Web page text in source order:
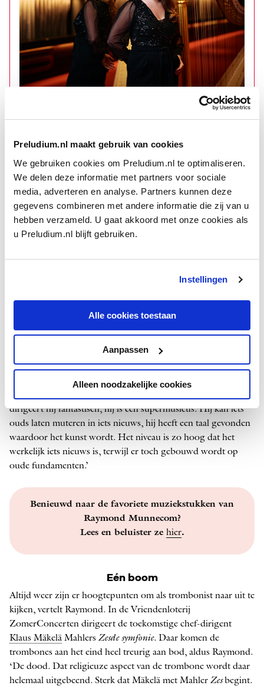
Preludium.nl maakt gebruik van cookies
We gebruiken cookies om Preludium.nl te optimaliseren.
We delen deze informatie met partners voor sociale
media, adverteren en analyse. Partners kunnen deze
gegevens combineren met andere informatie die zij van u
hebben verzameld. U gaat akkoord met onze cookies als
u Preludium.nl blijft gebruiken.
Instellingen
Alle cookies toestaan
Aanpassen
Alleen noodzakelijke cookies
Harpiste Anneleen Schuitemaker: ‘De harp koos mij’
Ook het publiek speelt een rol in de magie, vindt Munnecom,
zoals bijvoorbeeld tijdens hetMahlerfeest in 1995: ‘Dat hele
Museumplein trilde van verwachting en van kennis, men wilde
dat. Dat was muziek op de juiste plek, op het juiste moment.’
! Schumann! En oh ja, Monteverdi. En
zoals de grote meesters dat deden. Die
Zo ziet het er bij Adès op papier heel moeilijk uit, maar dan
gaat de componist zelf dirigeren en denk je: oh ja! Het is
hartstikke logisch, zijn muziek zit steengoed in elkaar. Adès
dirigeert hij fantastisch, hij is een supermusicus. Hij kan iets
ouds laten muteren in iets nieuws, hij heeft een taal gevonden
waardoor het kunst wordt. Het niveau is zo hoog dat het
werkelijk iets nieuws is, terwijl er toch gebouwd wordt op
oude fundamenten.’
Benieuwd naar de favoriete muziekstukken van
Raymond Munnecom?
Lees en beluister ze hier.
Eén boom
Altijd weer zijn er hoogtepunten om als trombonist naar uit te
kijken, vertelt Raymond. In de Vriendenloterij
ZomerConcerten dirigeert de toekomstige chef-dirigent
Klaus Mäkelä Mahlers Zesde symfonie. Daar komen de
trombones aan het eind heel treurig aan bod, aldus Raymond.
‘De dood. Dat religieuze aspect van de trombone wordt daar
helemaal uitgebeend. Sterk dat Mäkelä met Mahler Zesbegint.